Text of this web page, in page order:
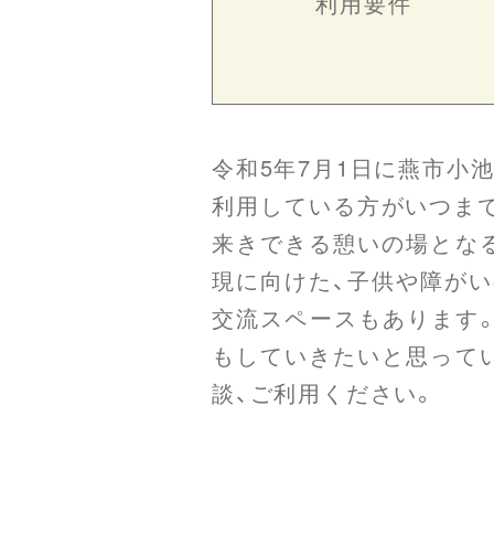
令和5年7月1日に燕市小
利用している方がいつま
来きできる憩いの場とな
現に向けた、子供や障が
交流スペースもあります
もしていきたいと思って
談、ご利用ください。